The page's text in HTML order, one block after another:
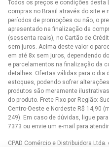
Todos os preços e condições desta
compras no Brasil através do site e
períodos de promoções ou não, o
apresentado na finalização da
(sessenta reais), no Cartão de
sem juros. Acima deste valor o
em até 8x sem juros, dependendo
e parcelamentos na finalização da
detalhes. Ofertas válidas para o dia
estoques, podendo sofrer
produtos são meramente
do produto. Frete Fixo por Região:
Centro-Oeste e Nordeste R$ 14,90
249). Em caso de dúvidas, ligue
7373 ou envie um e-mail para
CPAD Comércio e Distribuidora